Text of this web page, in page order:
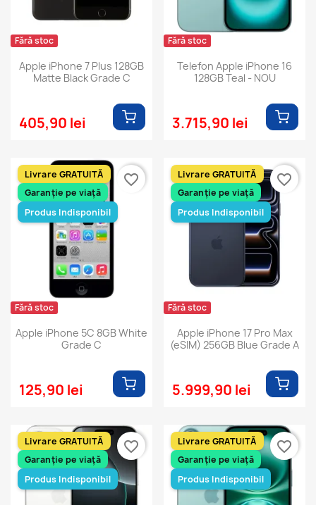
Fără stoc
Apple iPhone 7 Plus 128GB
Matte Black Grade C
405,90 lei
Fără stoc
Telefon Apple iPhone 16
128GB Teal - NOU
3.715,90 lei
Fără stoc
Apple iPhone 5C 8GB White
Grade C
125,90 lei
Livrare GRATUITĂ
Garanție pe viață
Produs Indisponibil
favorite_border
Fără stoc
Apple iPhone 17 Pro Max
(eSIM) 256GB Blue Grade A
5.999,90 lei
Livrare GRATUITĂ
Garanție pe viață
Produs Indisponibil
favorite_border
Livrare GRATUITĂ
Garanție pe viață
Produs Indisponibil
favorite_border
Livrare GRATUITĂ
Garanție pe viață
Produs Indisponibil
favorite_border